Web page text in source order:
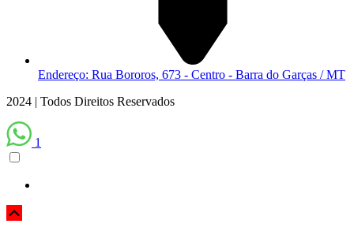
Endereço: Rua Bororos, 673 - Centro - Barra do Garças / MT
2024 | Todos Direitos Reservados
1